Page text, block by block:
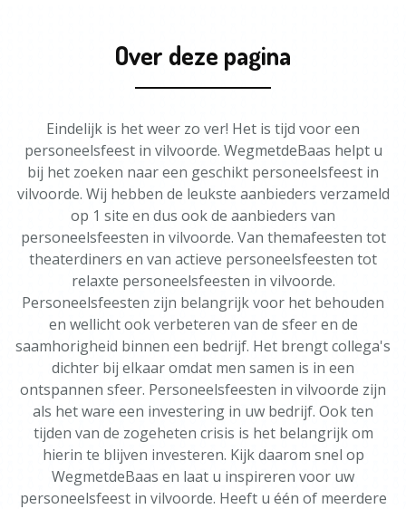
Over deze pagina
Eindelijk is het weer zo ver! Het is tijd voor een
personeelsfeest in vilvoorde. WegmetdeBaas helpt u
bij het zoeken naar een geschikt personeelsfeest in
vilvoorde. Wij hebben de leukste aanbieders verzameld
op 1 site en dus ook de aanbieders van
personeelsfeesten in vilvoorde. Van themafeesten tot
theaterdiners en van actieve personeelsfeesten tot
relaxte personeelsfeesten in vilvoorde.
Personeelsfeesten zijn belangrijk voor het behouden
en wellicht ook verbeteren van de sfeer en de
saamhorigheid binnen een bedrijf. Het brengt collega's
dichter bij elkaar omdat men samen is in een
ontspannen sfeer. Personeelsfeesten in vilvoorde zijn
als het ware een investering in uw bedrijf. Ook ten
tijden van de zogeheten crisis is het belangrijk om
hierin te blijven investeren. Kijk daarom snel op
WegmetdeBaas en laat u inspireren voor uw
personeelsfeest in vilvoorde. Heeft u één of meerdere